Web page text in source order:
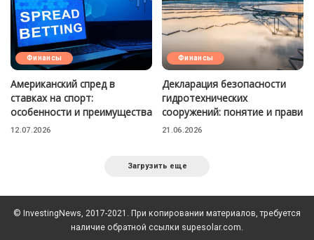
Финансы
Американский спред в
ставках на спорт:
особенности и преимущества
12.07.2026
Финансы
Декларация безопасности
гидротехнических
сооружений: понятие и прави
21.06.2026
Загрузить еще
© InvestingNews, 2017-2021. При копировании материалов, требуется
наличие обратной ссылки supesolar.com.